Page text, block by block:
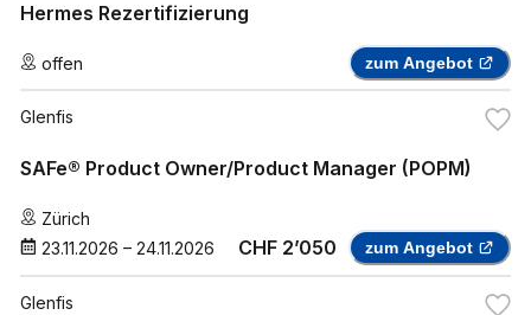
Hermes Rezertifizierung
offen zum Angebot
Glenfis
SAFe® Product Owner/Product Manager (POPM)
Zürich
23.11.2026 – 24.11.2026 CHF 2’050 zum Angebot
Glenfis